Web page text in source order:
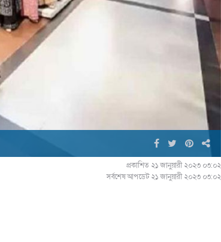
প্রকাশিত ২১ জানুয়ারী ২০২৩ ০৩:০২
সর্বশেষ আপডেট ২১ জানুয়ারী ২০২৩ ০৩:০২